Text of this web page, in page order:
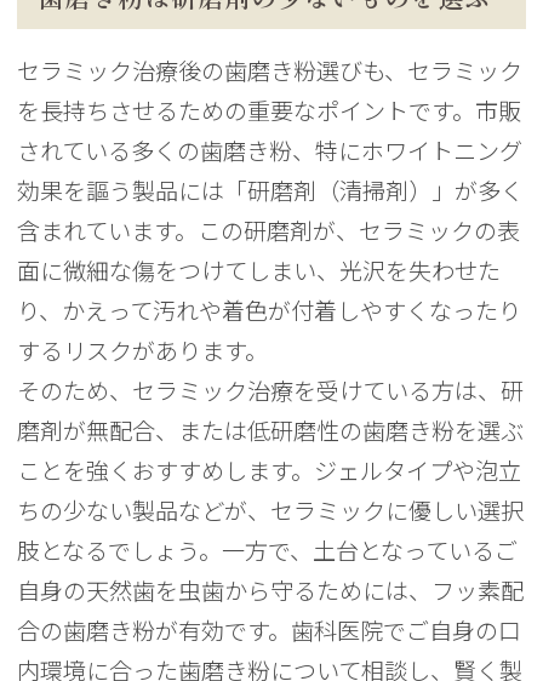
セラミック治療後の歯磨き粉選びも、セラミック
を長持ちさせるための重要なポイントです。市販
されている多くの歯磨き粉、特にホワイトニング
効果を謳う製品には「研磨剤（清掃剤）」が多く
含まれています。この研磨剤が、セラミックの表
面に微細な傷をつけてしまい、光沢を失わせた
り、かえって汚れや着色が付着しやすくなったり
するリスクがあります。
そのため、セラミック治療を受けている方は、研
磨剤が無配合、または低研磨性の歯磨き粉を選ぶ
ことを強くおすすめします。ジェルタイプや泡立
ちの少ない製品などが、セラミックに優しい選択
肢となるでしょう。一方で、土台となっているご
自身の天然歯を虫歯から守るためには、フッ素配
合の歯磨き粉が有効です。歯科医院でご自身の口
内環境に合った歯磨き粉について相談し、賢く製